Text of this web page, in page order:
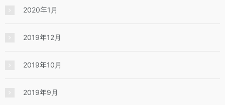
2020年1月
2019年12月
2019年10月
2019年9月